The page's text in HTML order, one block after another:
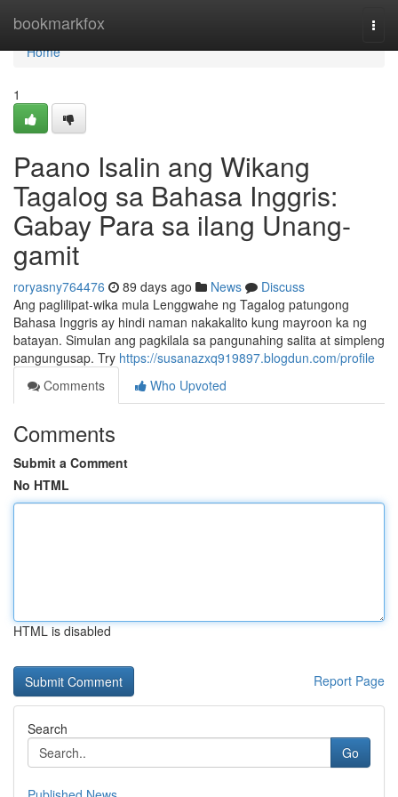
bookmarkfox
Home
Home
1
Paano Isalin ang Wikang
Tagalog sa Bahasa Inggris:
Gabay Para sa ilang Unang-
gamit
roryasny764476 89 days ago News
Discuss
Ang paglilipat-wika mula Lenggwahe ng Tagalog patungong
Bahasa Inggris ay hindi naman nakakalito kung mayroon ka ng
batayan. Simulan ang pagkilala sa pangunahing salita at simpleng
pangungusap. Try https://susanazxq919897.blogdun.com/profile
Comments
Who Upvoted
Comments
Submit a Comment
No HTML
HTML is disabled
Report Page
Search
Go